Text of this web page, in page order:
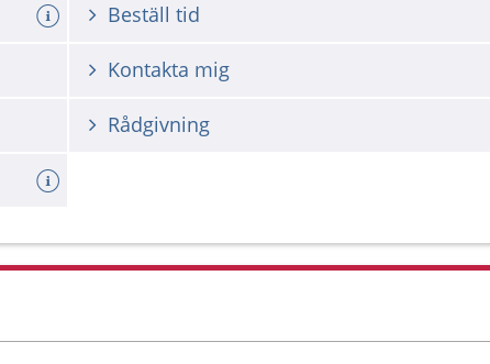
Beställ tid
Kontakta mig
Rådgivning